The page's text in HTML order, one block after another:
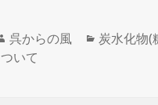
作
成
呉からの風
カ
炭水化物(
いて